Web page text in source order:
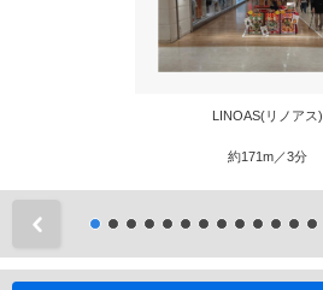
LINOAS(リノアス)
約171m／3分